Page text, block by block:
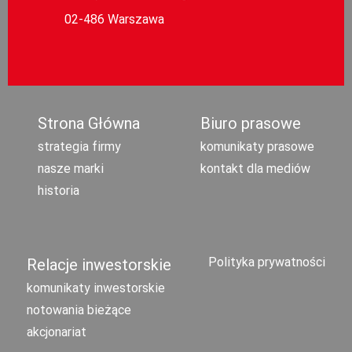
02-486 Warszawa
Strona Główna
strategia firmy
nasze marki
historia
Biuro prasowe
komunikaty prasowe
kontakt dla mediów
Relacje inwestorskie
komunikaty inwestorskie
notowania bieżące
akcjonariat
Polityka prywatności